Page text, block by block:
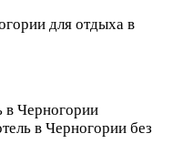
в Черногории
в Черногории без